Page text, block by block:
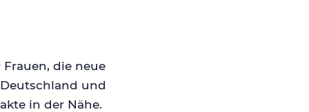
die neue
und
in der Nähe.